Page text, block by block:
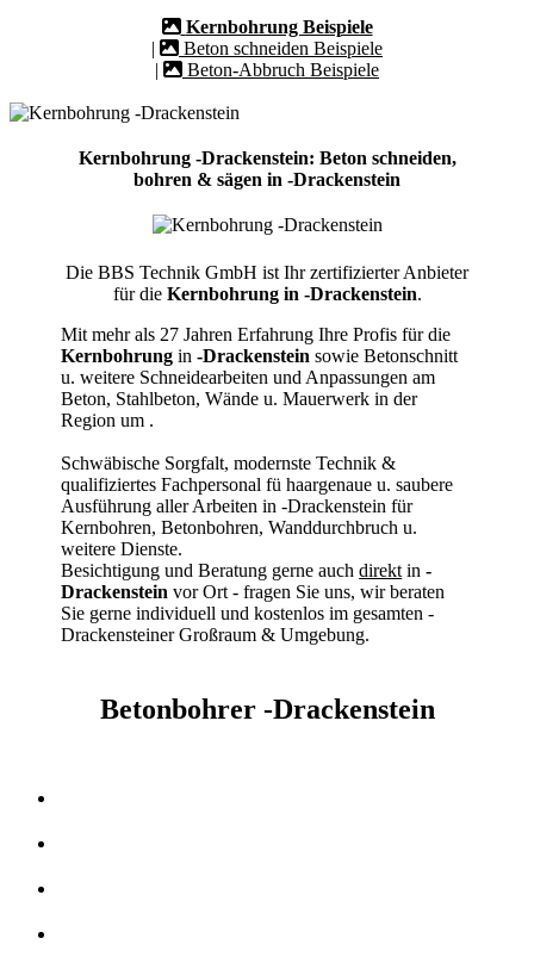
Kernbohrung Beispiele
|
Beton schneiden Beispiele
|
Beton-Abbruch Beispiele
Kernbohrung -Drackenstein: Beton schneiden,
bohren & sägen in -Drackenstein
Die BBS Technik GmbH ist Ihr zertifizierter Anbieter
für die Kernbohrung in -Drackenstein.
Mit mehr als 27 Jahren Erfahrung Ihre Profis für die
Kernbohrung in-Drackenstein sowie Betonschnitt
u. weitere Schneidearbeiten und Anpassungen am
Beton, Stahlbeton, Wände u. Mauerwerk in der
Region um .
Schwäbische Sorgfalt, modernste Technik &
qualifiziertes Fachpersonalfü haargenaue u. saubere
Ausführung aller Arbeitenin -Drackenstein für
Kernbohren, Betonbohren, Wanddurchbruch u.
weitere Dienste.
Besichtigung und Beratung gerne auchdirekt in-
Drackenstein vor Ort - fragen Sie uns, wir beraten
Sie gerne individuell und kostenlos im gesamten -
Drackensteiner Großraum & Umgebung.
Betonbohrer -Drackenstein